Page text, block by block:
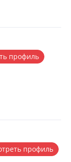
профиль
профиль